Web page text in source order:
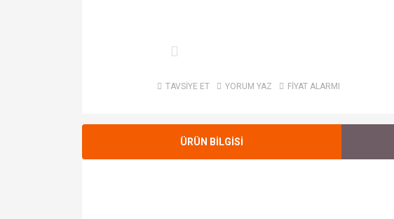
TAVSİYE ET YORUM YAZ FİYAT ALARMI
ÜRÜN BİLGİSİ